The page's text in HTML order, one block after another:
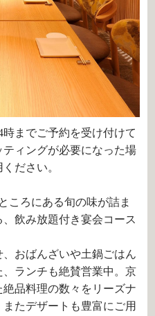
時までご予約を受け付けて
ィングが必要になった場
ださい。
ころにある旬の味が詰ま
飲み放題付き宴会コース
おばんざいや土鍋ごはん
ランチも絶賛営業中。京
品料理の数々をリーズナ
たデザートも豊富にご用